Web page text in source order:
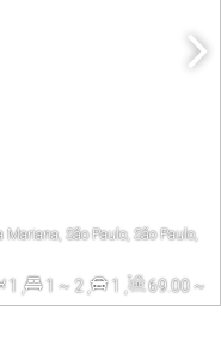
São Paulo, São Paulo,
1 , 1 ~ 2 , 1 , 69.00~